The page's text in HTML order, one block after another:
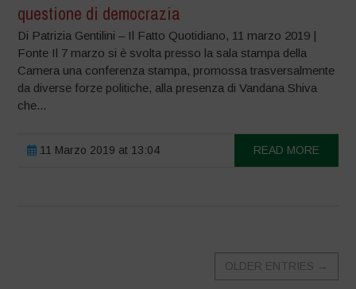
questione di democrazia
Di Patrizia Gentilini – Il Fatto Quotidiano, 11 marzo 2019 |
Fonte Il 7 marzo si è svolta presso la sala stampa della
Camera una conferenza stampa, promossa trasversalmente
da diverse forze politiche, alla presenza di Vandana Shiva
che...
11 Marzo 2019 at 13:04 READ MORE
OLDER ENTRIES →